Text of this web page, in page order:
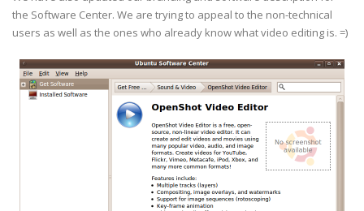
the Software Center. We are trying to appeal to the non-technical
users as well as the ones who already know what video editing is. =)